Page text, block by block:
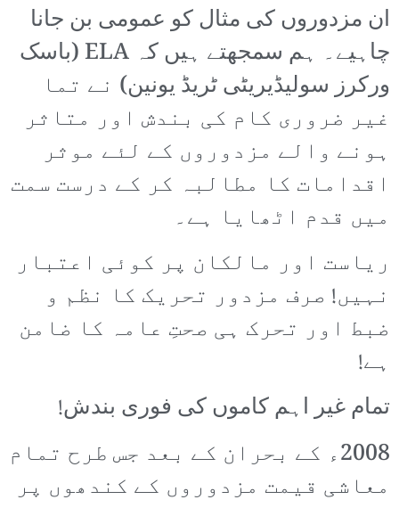
ان مزدوروں کی مثال کو عمومی بن جانا
چاہیے۔ ہم سمجھتے ہیں کہ ELA (باسک
ورکرز سولیڈیریٹی ٹریڈ یونین) نے تما
غیر ضروری کام کی بندش اور متاثر
ہونے والے مزدوروں کے لئے موثر
اقدامات کا مطالبہ کر کے درست سمت
میں قدم اٹھایا ہے۔
ریاست اور مالکان پر کوئی اعتبار
نہیں! صرف مزدور تحریک کا نظم و
ضبط اور تحرک ہی صحتِ عامہ کا ضامن
ہے!
تمام غیر اہم کاموں کی فوری بندش!
2008ء کے بحران کے بعد جس طرح تمام
معاشی قیمت مزدوروں کے کندھوں پر